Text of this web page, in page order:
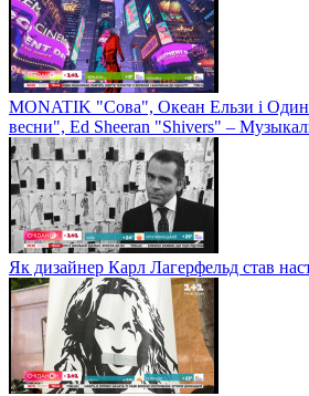
MONATIK "Сова", Океан Ельзи і Один
весни", Ed Sheeran "Shivers" –
Як дизайнер Карл Лагерфельд став